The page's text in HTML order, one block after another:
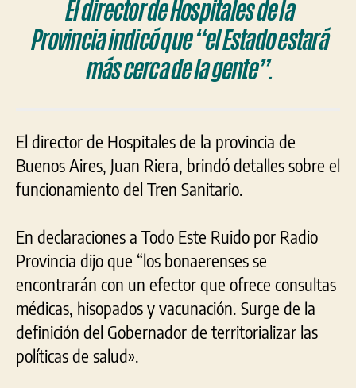
El director de Hospitales de la
Provincia indicó que “el Estado estará
más cerca de la gente”.
El director de Hospitales de la provincia de
Buenos Aires, Juan Riera, brindó detalles sobre el
funcionamiento del Tren Sanitario.
En declaraciones a Todo Este Ruido por Radio
Provincia dijo que “los bonaerenses se
encontrarán con un efector que ofrece consultas
médicas, hisopados y vacunación. Surge de la
definición del Gobernador de territorializar las
políticas de salud».